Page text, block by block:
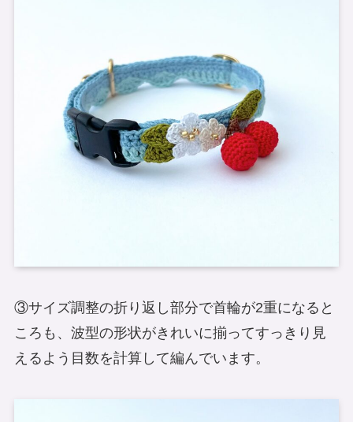
③サイズ調整の折り返し部分で首輪が2重になると
ころも、波型の形状がきれいに揃ってすっきり見
えるよう目数を計算して編んでいます。